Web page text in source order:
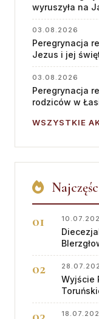
wyruszyła na
03.08.2026
Peregrynacja
Jezus i jej
03.08.2026
Peregrynacja
rodziców w
WSZYSTKIE
Wyjście